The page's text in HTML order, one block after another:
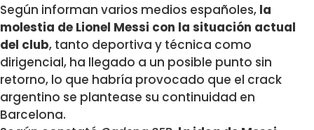
Según informan varios medios españoles, la
molestia de Lionel Messi con la situación actual
del club, tanto deportiva y técnica como
dirigencial, ha llegado a un posible punto sin
retorno, lo que habría provocado que el crack
argentino se plantease su continuidad en
Barcelona.